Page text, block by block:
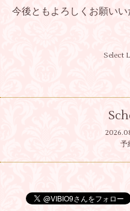
今後ともよろしくお願い
Select
予